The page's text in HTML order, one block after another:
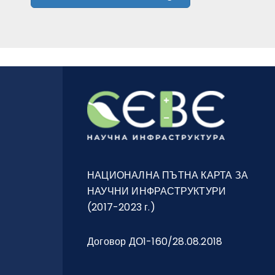
НАЦИОНАЛНА ПЪТНА КАРТА ЗА
НАУЧНИ ИНФРАСТРУКТУРИ
(2017-2023 г.)
Договор ДО1-160/28.08.2018